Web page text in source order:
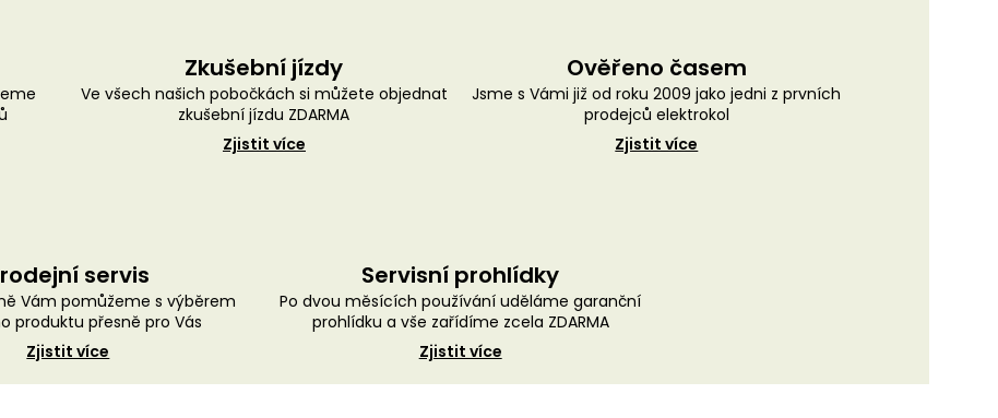
Zkušební jízdy
Ve všech našich pobočkách si můžete objednat
zkušební jízdu ZDARMA
Zjistit více
Ověřeno časem
Jsme s Vámi již od roku 2009 jako jedni z prvních
prodejců elektrokol
Zjistit více
servis
Vám pomůžeme s výběrem
produktu přesně pro Vás
Zjistit více
Servisní prohlídky
Po dvou měsících používání uděláme garanční
prohlídku a vše zařídíme zcela ZDARMA
Zjistit více